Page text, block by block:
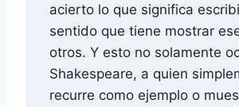
acierto lo que significa
sentido que tiene mostrar
otros. Y esto no solamente
Shakespeare, a quien
recurre como ejemplo o